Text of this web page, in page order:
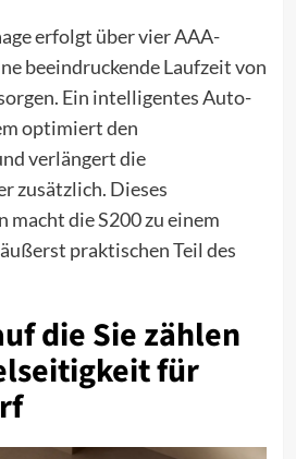
erfolgt über vier AAA-
beeindruckende Laufzeit von
Ein intelligentes Auto-
optimiert den
verlängert die
zusätzlich. Dieses
macht die S200 zu einem
praktischen Teil des
die Sie zählen
für